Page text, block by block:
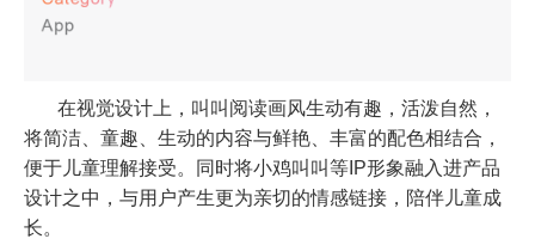
在视觉设计上，叫叫阅读画风生动有趣，活泼自然，
将简洁、童趣、生动的内容与鲜艳、丰富的配色相结合，
便于儿童理解接受。同时将小鸡叫叫等 IP形象融入进产品
设计之中，与用户产生更为亲切的情感链接，陪伴儿童成
长。